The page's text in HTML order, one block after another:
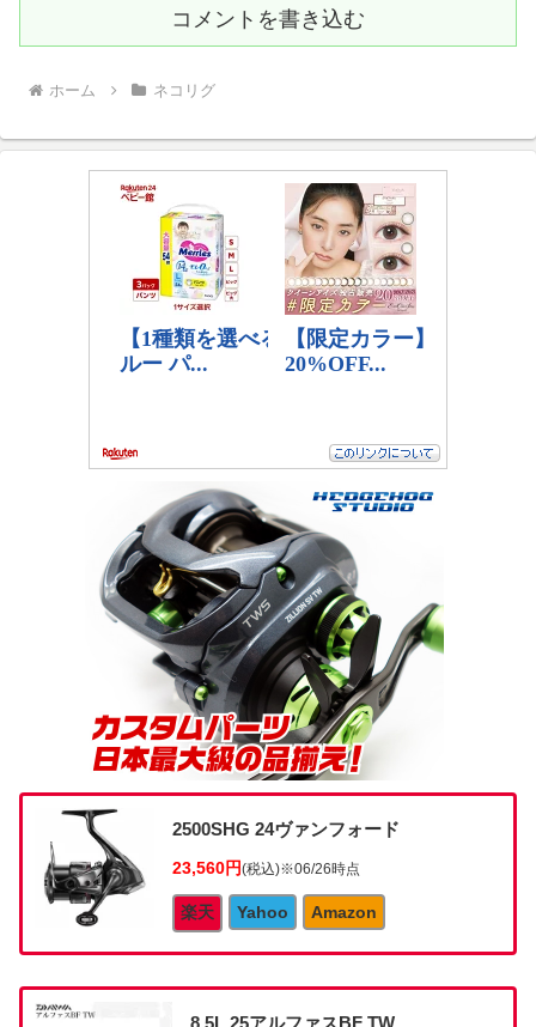
コメントを書き込む
ホーム ネコリグ
2500SHG 24ヴァンフォード
23,560円(税込)※06/26時点
楽天 Yahoo Amazon
8.5L 25アルファスBF TW